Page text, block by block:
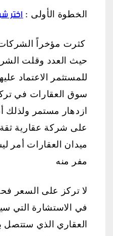
الخطوة الأولى : اختر
كثرت مؤخراً
حيث العدد وقلت
للمستثمر الاعتماد
سوق العقارات في
ازدهار مستمر
على شركة عقارية
ميدان العقارات أمر
مفر منه
لا تركز على السعر
في الاستشارة التي
العقاري الذي ستتصل